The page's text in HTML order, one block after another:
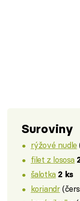
Suroviny
rýžové nudle
filet z lososa
šalotka 2 ks
koriandr